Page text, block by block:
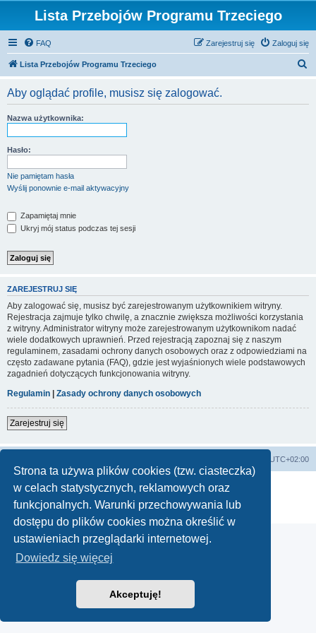
Strona ta używa plików cookies (tzw. ciasteczka)
w celach statystycznych, reklamowych oraz
funkcjonalnych. Warunki przechowywania lub
dostępu do plików cookies można określić w
ustawieniach przeglądarki internetowej.
Dowiedz się więcej
Akceptuję!
Lista Przebojów Programu Trzeciego
FAQ Zaloguj się
Zarejestruj się
Lista Przebojów Programu Trzeciego
Aby oglądać profile, musisz się zalogować.
Nazwa użytkownika:
Hasło:
Nie pamiętam hasła
Wyślij ponownie e-mail aktywacyjny
Zapamiętaj mnie
Ukryj mój status podczas tej sesji
ZAREJESTRUJ SIĘ
Aby zalogować się, musisz być zarejestrowanym użytkownikiem witryny.
Rejestracja zajmuje tylko chwilę, a znacznie zwiększa możliwości korzystania
z witryny. Administrator witryny może zarejestrowanym użytkownikom nadać
wiele dodatkowych uprawnień. Przed rejestracją zapoznaj się z naszym
regulaminem, zasadami ochrony danych osobowych oraz z odpowiedziami na
często zadawane pytania (FAQ), gdzie jest wyjaśnionych wiele podstawowych
zagadnień dotyczących funkcjonowania witryny.
Regulamin | Zasady ochrony danych osobowych
Zarejestruj się
UTC+02:00
Technologię dostarczaphpBB ® Forum Software © phpBB Limited
Zasady ochrony danych osobowych|Regulamin